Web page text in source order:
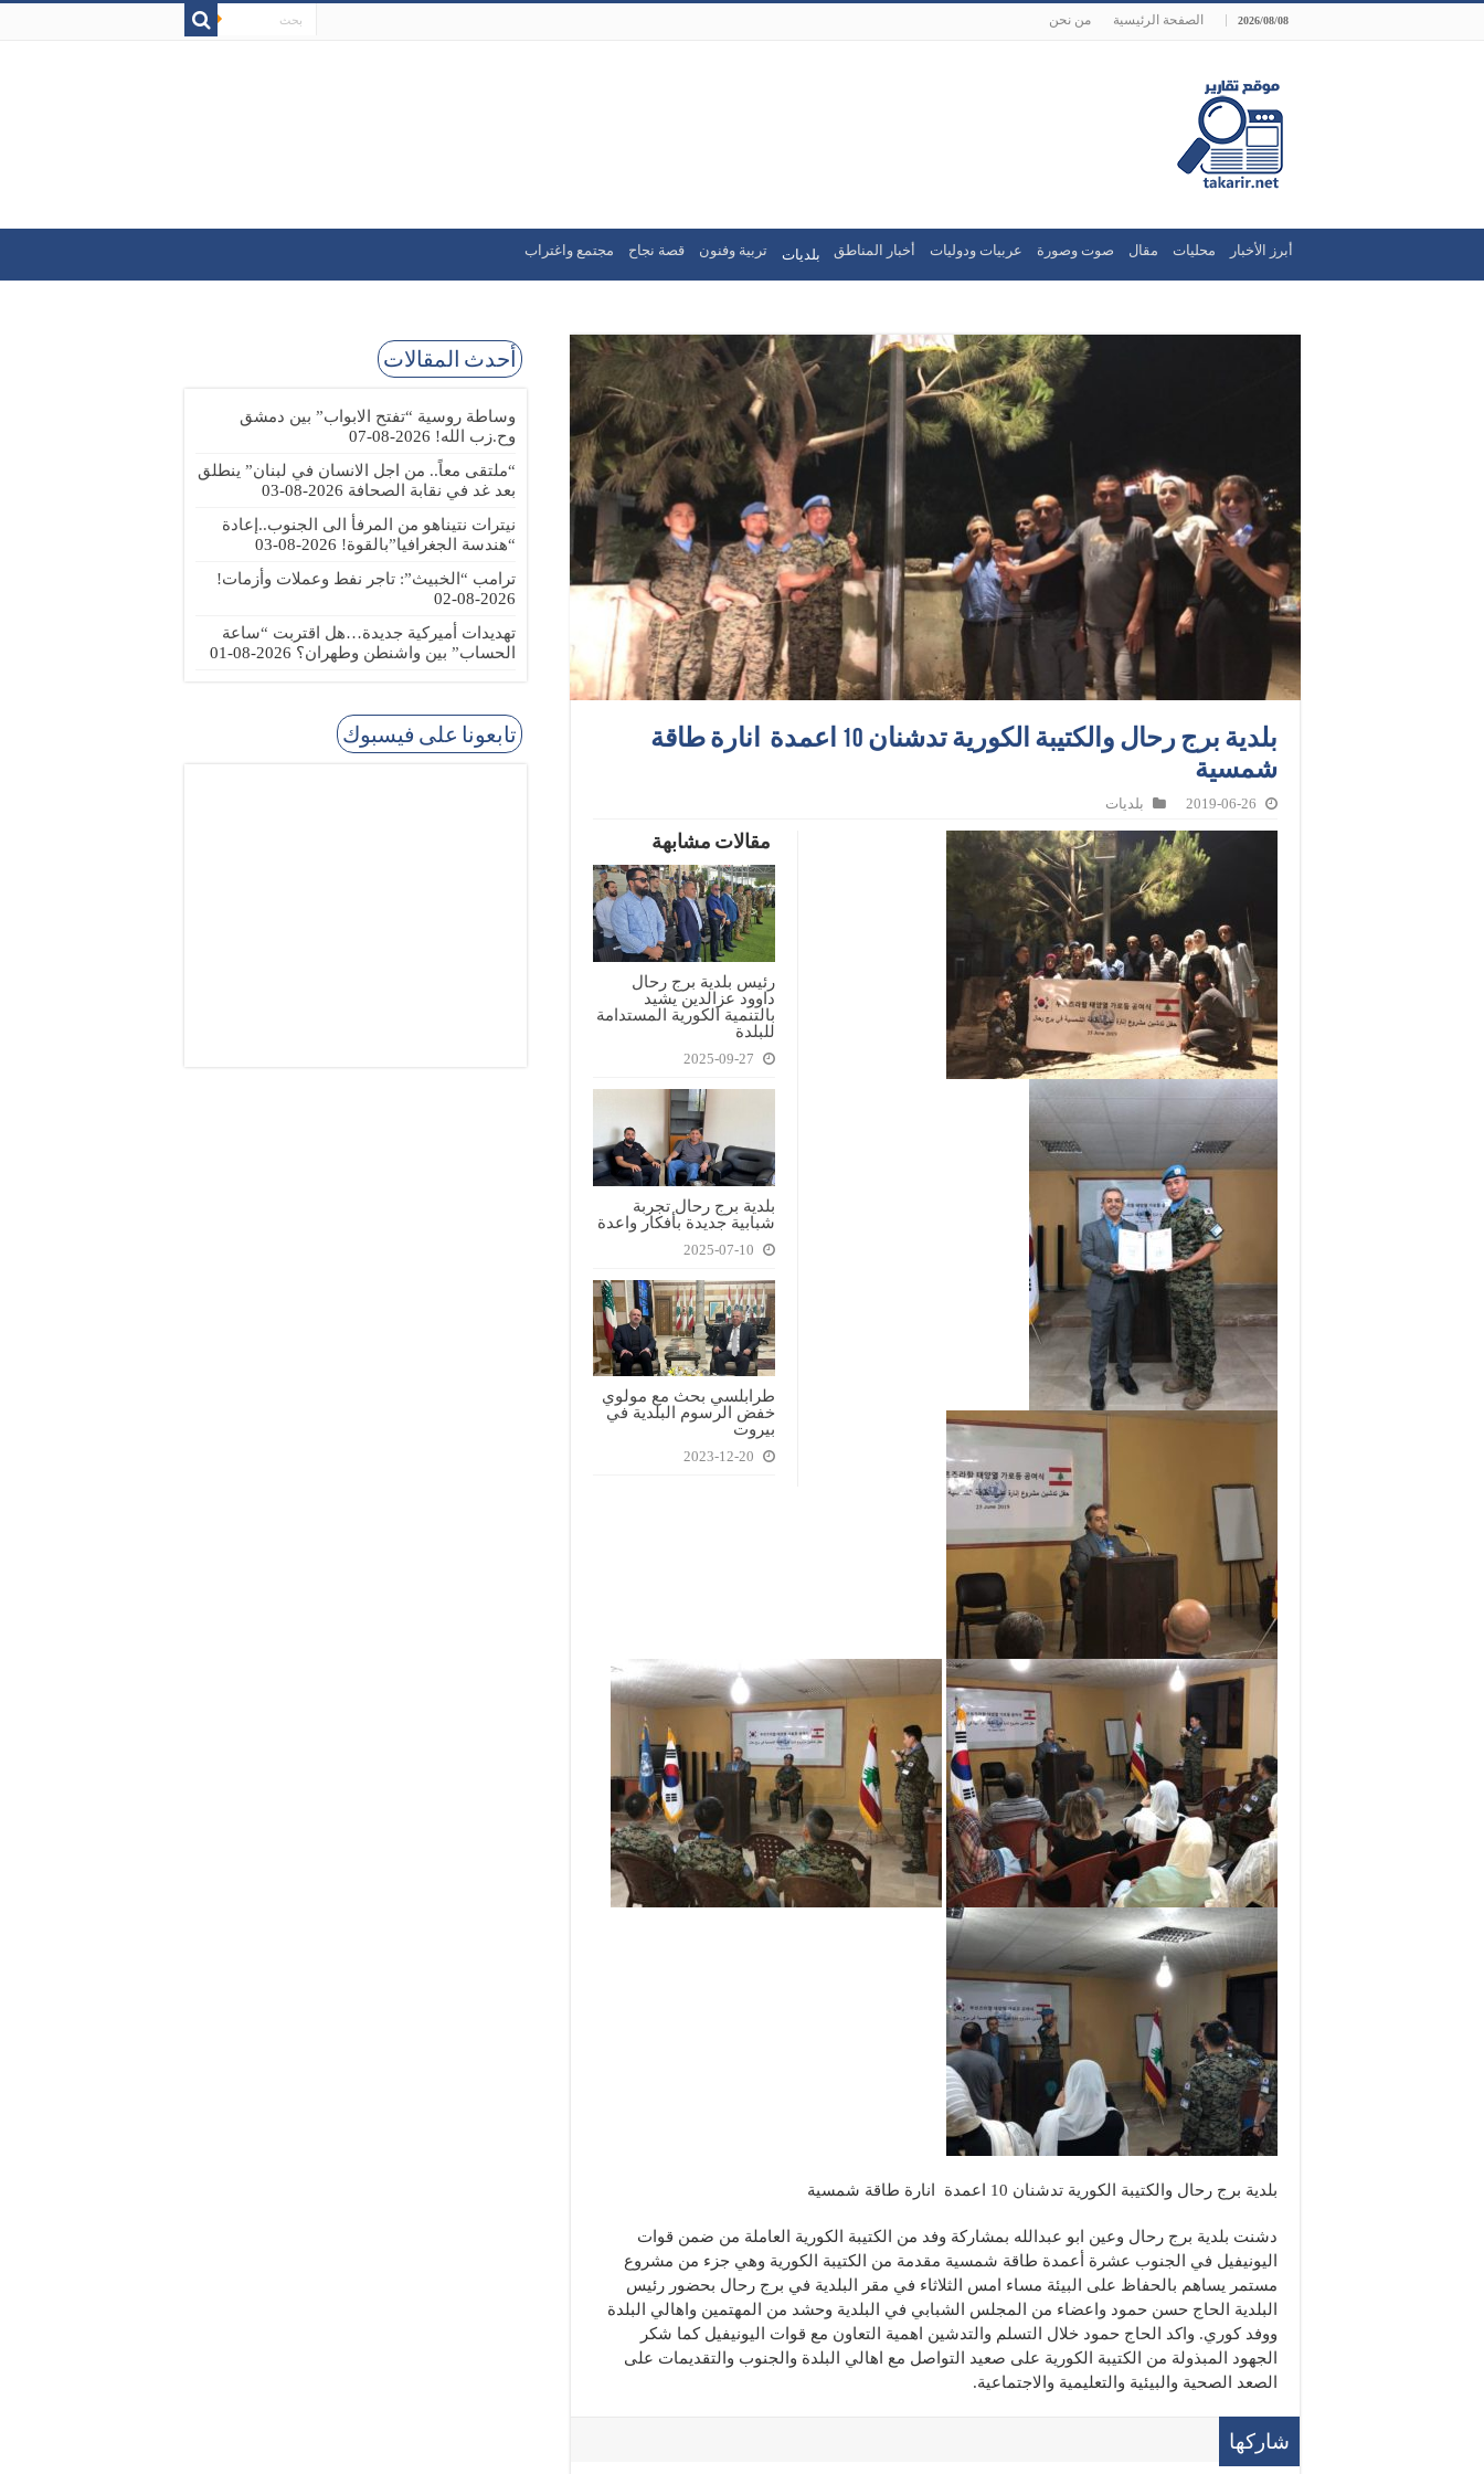
2026/08/08 الصفحة الرئيسية من نحن
أبرز الأخبار محليات مقال صوت وصورة عربيات ودوليات أخبار المناطق بلديات تربية وفنون قصة نجاح مجتمع واغتراب
بلدية برج رحال والكتيبة الكورية تدشنان 10 اعمدة انارة طاقة
شمسية
2019-06-26 بلديات
مقالات مشابهة
رئيس بلدية برج رحال
داوود عزالدين يشيد
بالتنمية الكورية المستدامة
للبلدة
2025-09-27
بلدية برج رحال تجربة
شبابية جديدة بأفكار واعدة
2025-07-10
طرابلسي بحث مع مولوي
خفض الرسوم البلدية في
بيروت
2023-12-20
بلدية برج رحال والكتيبة الكورية تدشنان 10 اعمدة انارة طاقة شمسية
دشنت بلدية برج رحال وعين ابو عبدالله بمشاركة وفد من الكتيبة الكورية العاملة من ضمن قوات
اليونيفيل في الجنوب عشرة أعمدة طاقة شمسية مقدمة من الكتيبة الكورية وهي جزء من مشروع
مستمر يساهم بالحفاظ على البيئة مساء امس الثلاثاء في مقر البلدية في برج رحال بحضور رئيس
البلدية الحاج حسن حمود واعضاء من المجلس الشبابي في البلدية وحشد من المهتمين واهالي البلدة
ووفد كوري. واكد الحاج حمود خلال التسلم والتدشين اهمية التعاون مع قوات اليونيفيل كما شكر
الجهود المبذولة من الكتيبة الكورية على صعيد التواصل مع اهالي البلدة والجنوب والتقديمات على
الصعد الصحية والبيئية والتعليمية والاجتماعية.
شاركها
أحدث المقالات
وساطة روسية “تفتح الابواب” بين دمشق
وح.زب الله! 2026-08-07
“ملتقى معاً.. من اجل الانسان في لبنان” ينطلق
بعد غد في نقابة الصحافة 2026-08-03
نيترات نتيناهو من المرفأ الى الجنوب..إعادة
“هندسة الجغرافيا”بالقوة! 2026-08-03
ترامب “الخبيث”: تاجر نفط وعملات وأزمات!
2026-08-02
تهديدات أميركية جديدة…هل اقتربت “ساعة
الحساب” بين واشنطن وطهران؟ 2026-08-01
تابعونا على فيسبوك